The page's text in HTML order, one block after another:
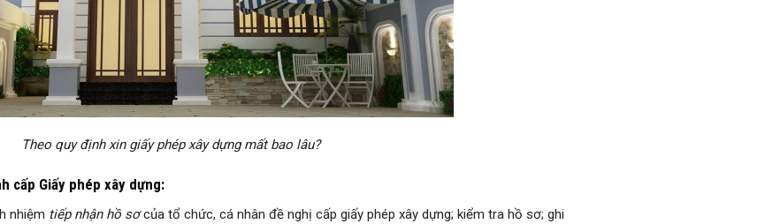
Theo quy định xin giấy phép xây dựng mất bao lâu?
cấp Giấy phép xây dựng:
nhiệm tiếp nhận hồ sơcủa tổ chức, cá nhân đề nghị cấp giấy phép xây dựng; kiểm tra hồ sơ; ghi